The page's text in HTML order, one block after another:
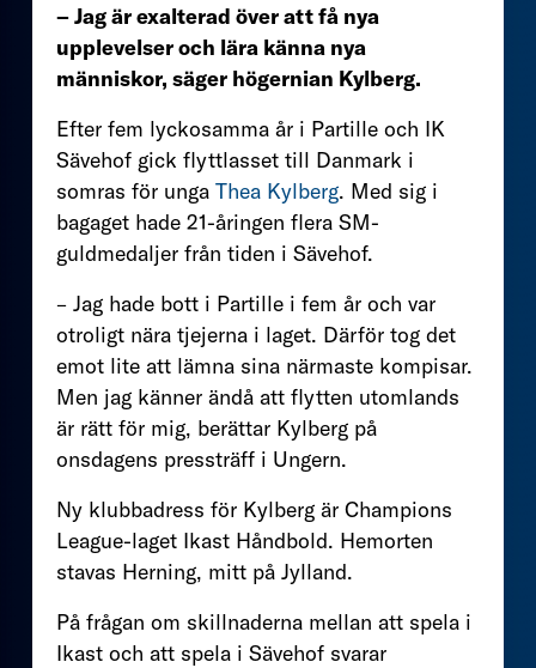
– Jag är exalterad över att få nya
upplevelser och lära känna nya
människor, säger högernian Kylberg.
Efter fem lyckosamma år i Partille och IK
Sävehof gick flyttlasset till Danmark i
somras för unga Thea Kylberg. Med sig i
bagaget hade 21-åringen flera SM-
guldmedaljer från tiden i Sävehof.
– Jag hade bott i Partille i fem år och var
otroligt nära tjejerna i laget. Därför tog det
emot lite att lämna sina närmaste kompisar.
Men jag känner ändå att flytten utomlands
är rätt för mig, berättar Kylberg på
onsdagens pressträff i Ungern.
Ny klubbadress för Kylberg är Champions
League-laget Ikast Håndbold. Hemorten
stavas Herning, mitt på Jylland.
På frågan om skillnaderna mellan att spela i
Ikast och att spela i Sävehof svarar